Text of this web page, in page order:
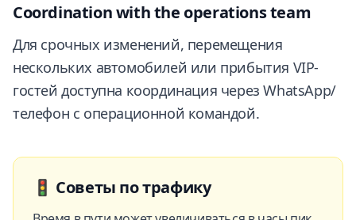
Coordination with the operations team
Для срочных изменений, перемещения
нескольких автомобилей или прибытия VIP-
гостей доступна координация через WhatsApp/
телефон с операционной командой.
🚦 Советы по трафику